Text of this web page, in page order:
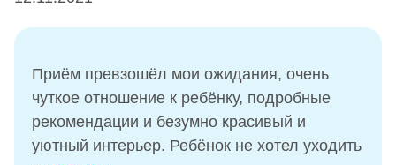
Приём превзошёл мои ожидания, очень
чуткое отношение к ребёнку, подробные
рекомендации и безумно красивый и
уютный интерьер. Ребёнок не хотел уходить